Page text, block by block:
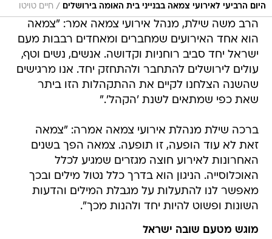
היום הרביעי לאירועי צמאה בבנייני בית האומה בירושלים / חיים טויטו
הרב משה שילת, מנהל אירועי צמאה אמר: "צמאה
הוא אחד האירועים שמחברים ומאחדים רבבות מעם
ישראל יחד סביב רוחניות וקדושה. אנשים, נשים וטף,
עולים לירושלים להתחבר ולהתחזק יחד. אנו מרגישים
שהשנה הצלחנו לקיים את ההתקהלות הזו ביתר
שאת כפי שמתאים לשנת 'הקהל'."
ברכה שילת מנהלת אירועי צמאה אמרה: "צמאה
זאת לא עוד הופעה, זו תופעה. צמאה הפך בשנים
האחרונות לאירוע חוצה מגזרים שמגיע לכלל
האוכלוסייה. הניגון הוא בדרך כלל נטול מילים ובכך
מאפשר לנו להתעלות על מגבלת המילים והדעות
השונות ופשוט להיות יחד ולהנות מכך".
מוגש מטעם שובה ישראל